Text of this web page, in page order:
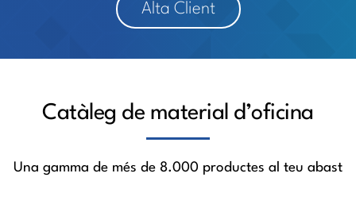
Alta Client
Catàleg de material d’oficina
Una gamma de més de 8.000 productes al teu abast